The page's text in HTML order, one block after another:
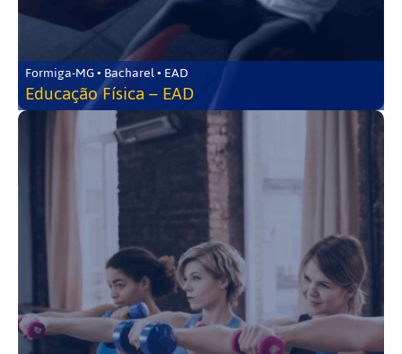
Formiga-MG • Bacharel • EAD
Educação Física – EAD